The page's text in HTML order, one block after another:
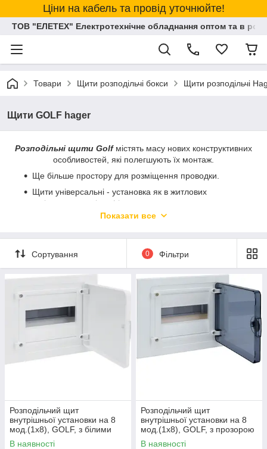
Ціни на кабель та провід уточнюйте!
ТОВ "ЕЛЕТЕХ" Електротехнічне обладнання оптом та в
Товари Щити розподільчі бокси Щити розподільчі
Щити GOLF hager
Розподільні щити Golfмістять масу нових конструктивних
особливостей, які полегшують їх монтаж.
Ще більше простору для розміщення проводки.
Щити універсальні - установка як в житлових
приміщеннях, так і в офісних.
Можливий монтаж як у масивних, так і в порожніх
Показати все
Сортування 0 Фільтри
Розподільчий щит
внутрішньої установки на 8
мод.(1х8), GOLF, з білими
дверцятами,
В наявності
Розподільчий щит
внутрішньої установки на 8
мод.(1х8), GOLF, з прозорою
дверцятами
В наявності